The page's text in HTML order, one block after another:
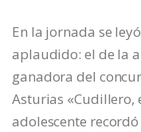
En la jornada se
aplaudido: el de la
ganadora del
Asturias «Cudillero,
adolescente